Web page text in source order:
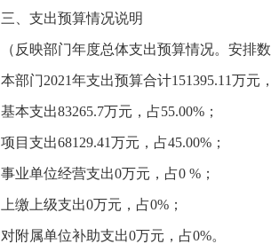
三、支出预算情况说明
（反映部门年度总体支出预算情况。安排
本部门2021年支出预算合计151395.11万元
基本支出83265.7万元，占55.00%；
项目支出68129.41万元，占45.00%；
事业单位经营支出0万元，占0 %；
上缴上级支出0万元，占0%；
对附属单位补助支出0万元，占0%。